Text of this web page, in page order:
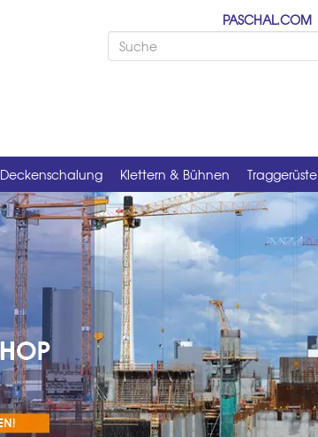
PASCHAL.COM
Deckenschalung Klettern & Bühnen Traggerüste